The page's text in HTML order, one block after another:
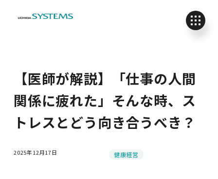
【医師が解説】「仕事の人間
関係に疲れた」そんな時、ス
トレスとどう向き合うべき？
投稿日
2025年12月17日 カテゴリー
健康経営